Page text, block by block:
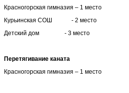
Красногорская гимназия – 1 место
Курьинская СОШ - 2 место
Детский дом - 3 место
Перетягивание каната
Красногорская гимназия – 1 место